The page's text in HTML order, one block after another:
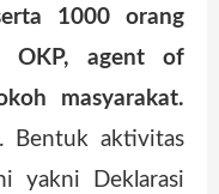
1000 orang
OKP, agent of
masyarakat.
Bentuk aktivitas
yakni Deklarasi